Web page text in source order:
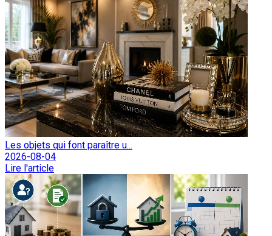
Les objets qui font paraître u...
2026-08-04
Lire l'article